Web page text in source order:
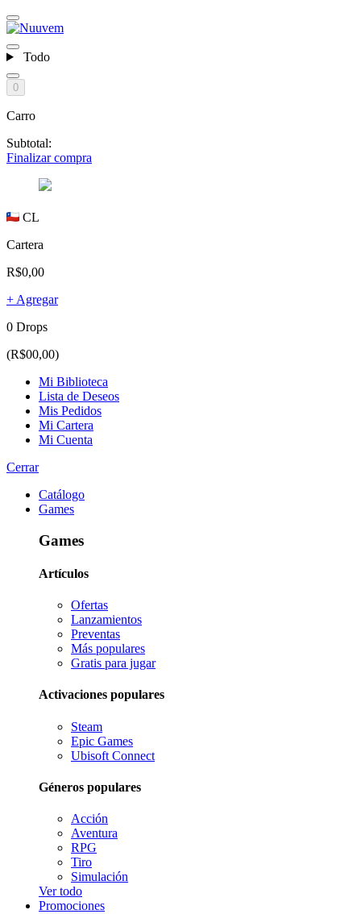
Todo
0
Carro
Subtotal:
Finalizar compra
CL
Cartera
R$0,00
+ Agregar
0 Drops
(R$00,00)
Mi Biblioteca
Lista de Deseos
Mis Pedidos
Mi Cartera
Mi Cuenta
Cerrar
Catálogo
Games
Games
Artículos
Ofertas
Lanzamientos
Preventas
Más populares
Gratis para jugar
Activaciones populares
Steam
Epic Games
Ubisoft Connect
Géneros populares
Acción
Aventura
RPG
Tiro
Simulación
Ver todo
Promociones